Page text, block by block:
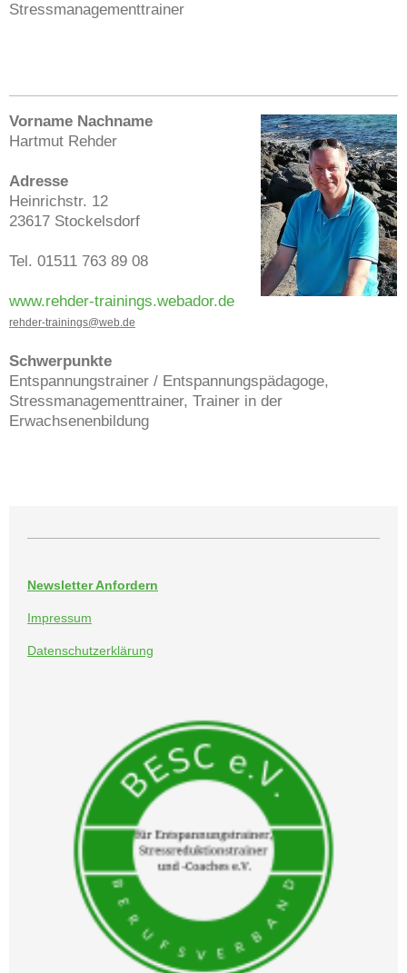
Stressmanagementtrainer
Vorname Nachname
Hartmut Rehder
Adresse
Heinrichstr. 12
23617 Stockelsdorf
Tel. 01511 763 89 08
www.rehder-trainings.webador.de
rehder-trainings@web.de
Schwerpunkte
Entspannungstrainer / Entspannungspädagoge,
Stressmanagementtrainer, Trainer in der
Erwachsenenbildung
Newsletter Anfordern
Impressum
Datenschutzerklärung